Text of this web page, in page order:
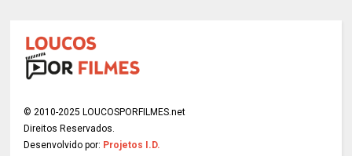
© 2010-2025 LOUCOSPORFILMES.net
Direitos Reservados.
Desenvolvido por: Projetos I.D.